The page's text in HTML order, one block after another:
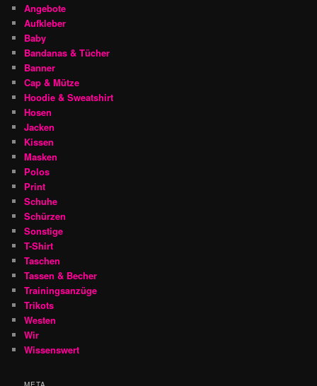
Angebote
Aufkleber
Baby
Bandanas & Tücher
Banner
Cap & Mütze
Hoodie & Sweatshirt
Hosen
Jacken
Kissen
Masken
Polos
Print
Schuhe
Schürzen
Sonstige
T-Shirt
Taschen
Tassen & Becher
Trainingsanzüge
Trikots
Westen
Wir
Wissenswert